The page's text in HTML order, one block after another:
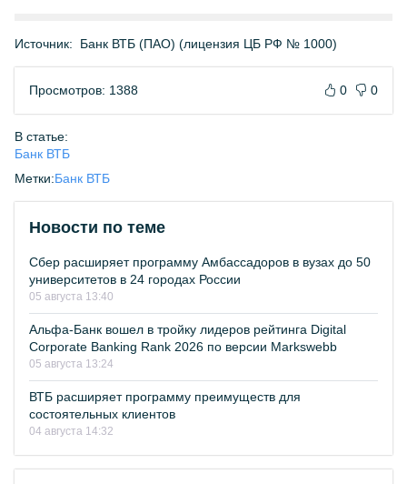
Источник: Банк ВТБ (ПАО) (лицензия ЦБ РФ № 1000)
Просмотров: 1388 0 0
В статье:
Банк ВТБ
Метки:Банк ВТБ
Новости по теме
Сбер расширяет программу Амбассадоров в вузах до 50
университетов в 24 городах России
05 августа 13:40
Альфа-Банк вошел в тройку лидеров рейтинга Digital
Corporate Banking Rank 2026 по версии Markswebb
05 августа 13:24
ВТБ расширяет программу преимуществ для
состоятельных клиентов
04 августа 14:32